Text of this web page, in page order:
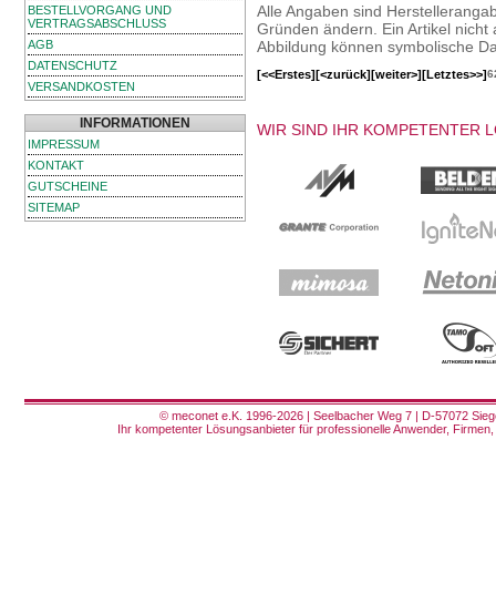
BESTELLVORGANG UND
VERTRAGSABSCHLUSS
AGB
DATENSCHUTZ
VERSANDKOSTEN
INFORMATIONEN
IMPRESSUM
KONTAKT
GUTSCHEINE
SITEMAP
Alle Angaben sind
Gründen ändern. Ein Artikel
Abbildung können symbolische
[<<Erstes][<zurück][weiter>][Letztes>>]
WIR SIND IHR KOMPETENTER
© meconet e.K. 1996-2026 | Seelbacher Weg 7 | D-57072
Ihr kompetenter Lösungsanbieter für professionelle Anwender,